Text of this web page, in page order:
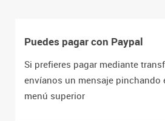
Puedes pagar con Paypal
Si prefieres pagar mediante
envíanos un mensaje pinchando
menú superior